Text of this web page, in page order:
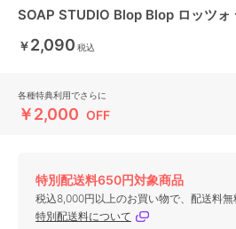
SOAP STUDIO Blop Blop ロッツォ
￥2,090 税込
各種特典利用でさらに
￥2,000 OFF
特別配送料650円対象商品
税込8,000円以上のお買い物で、配送料無
特別配送料について